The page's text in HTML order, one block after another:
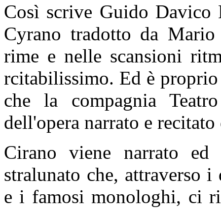
Così scrive Guido Davico
Cyrano tradotto da
rime e nelle scansioni
rcitabilissimo. Ed è
che la compagnia
dell'opera narrato e
Cirano viene narrato ed
stralunato che, attraverso
e i famosi monologhi, ci